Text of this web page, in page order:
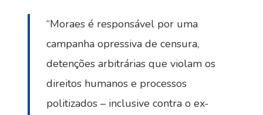
“Moraes é responsável por uma
campanha opressiva de censura,
detenções arbitrárias que violam os
direitos humanos e processos
politizados – inclusive contra o ex-